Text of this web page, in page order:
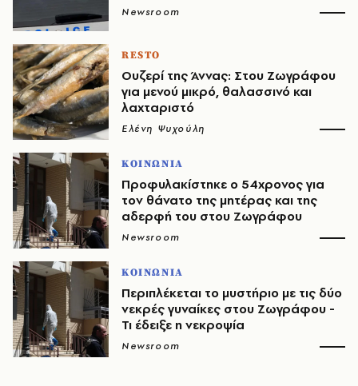
Newsroom
RESTO
Ουζερί της Άννας: Στου Ζωγράφου
για μενού μικρό, θαλασσινό και
λαχταριστό
Ελένη Ψυχούλη
ΚΟΙΝΩΝΙΑ
Προφυλακίστηκε ο 54χρονος για
τον θάνατο της μητέρας και της
αδερφή του στου Ζωγράφου
Newsroom
ΚΟΙΝΩΝΙΑ
Περιπλέκεται το μυστήριο με τις δύο
νεκρές γυναίκες στου Ζωγράφου -
Τι έδειξε η νεκροψία
Newsroom